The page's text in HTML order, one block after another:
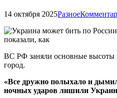
14 октября 2025Разное
ВС РФ заняли основные высоты
город.
«Все дружно полыхало и
ночных ударов лишили